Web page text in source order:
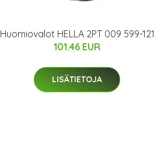
Huomiovalot HELLA 2PT 009 599-121
101.46 EUR
LISÄTIETOJA